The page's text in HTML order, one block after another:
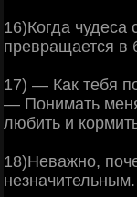
16)Когда чудеса
превращается в
17) — Как тебя
— Понимать
любить и
18)Неважно,